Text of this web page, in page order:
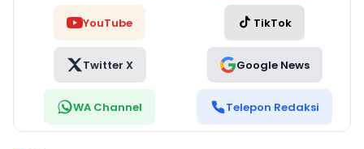
YouTube TikTok
Twitter X Google News
WA Channel Telepon Redaksi